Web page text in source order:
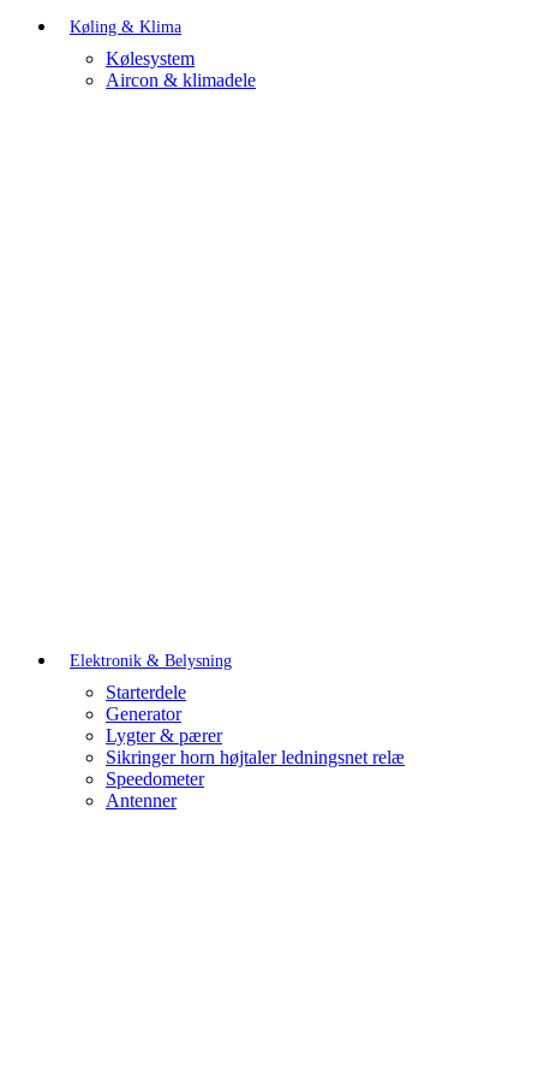
Køling & Klima
Kølesystem
Aircon & klimadele
Elektronik & Belysning
Starterdele
Generator
Lygter & pærer
Sikringer horn højtaler ledningsnet relæ
Speedometer
Antenner